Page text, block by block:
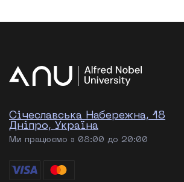
Січеславська Набережна, 18
Дніпро, Україна
Ми працюємо з 08:00 до 20:00